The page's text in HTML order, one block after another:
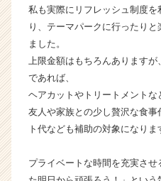
ャ
ー・
企
か
ら
ス
ト
私も実際にリフレッシュ制度
り、テーマパークに行ったり
ました。
上限金額はもちろんあります
であれば、
ヘアカットやトリートメントな
友人や家族との少し贅沢な食
ト代なども補助の対象になりま
プライベートな時間を充実さ